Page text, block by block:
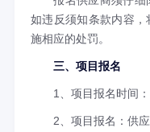
如违反须知条款内容
施相应的处罚。
三、项目报名
1、项目报名时间：
2、项目报名：供应